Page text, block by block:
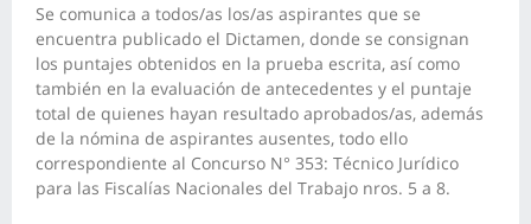
Se comunica a todos/as los/as aspirantes que se
encuentra publicado el Dictamen, donde se consignan
los puntajes obtenidos en la prueba escrita, así como
también en la evaluación de antecedentes y el puntaje
total de quienes hayan resultado aprobados/as, además
de la nómina de aspirantes ausentes, todo ello
correspondiente al Concurso N° 353: Técnico Jurídico
para las Fiscalías Nacionales del Trabajo nros. 5 a 8.